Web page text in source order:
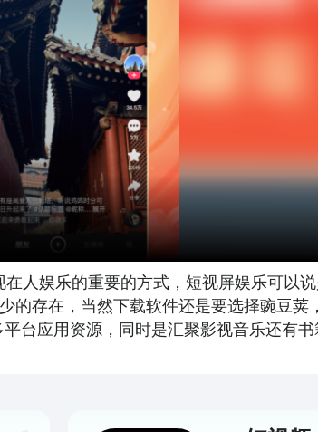
人娱乐的重要的方式，短视屏娱乐可以
存在，当然下载软件还是要选择豌豆荚
台应用资源，同时是汇聚影视音乐还有